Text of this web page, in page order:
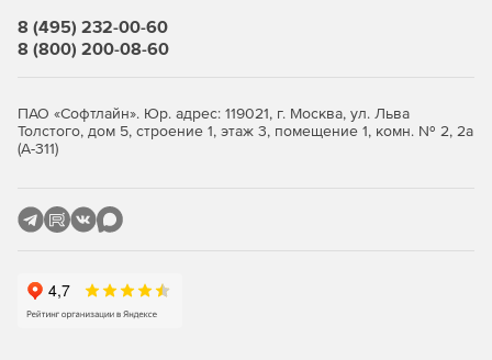
Обнаружение вторичных данных, которые могут быть
средства хранения.
8 (495) 232-00-60
8 (800) 200-08-60
ПАО «Софтлайн». Юр. адрес: 119021, г. Москва, ул. Льва
Толстого, дом 5, строение 1, этаж 3, помещение 1, комн. № 2, 2а
(А-311)